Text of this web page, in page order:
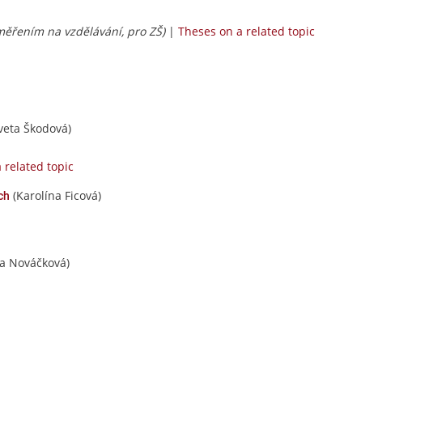
na vzdělávání, pro ZŠ)| Theses on a related topic
Škodová)
related topic
(Karolína Ficová)
Nováčková)